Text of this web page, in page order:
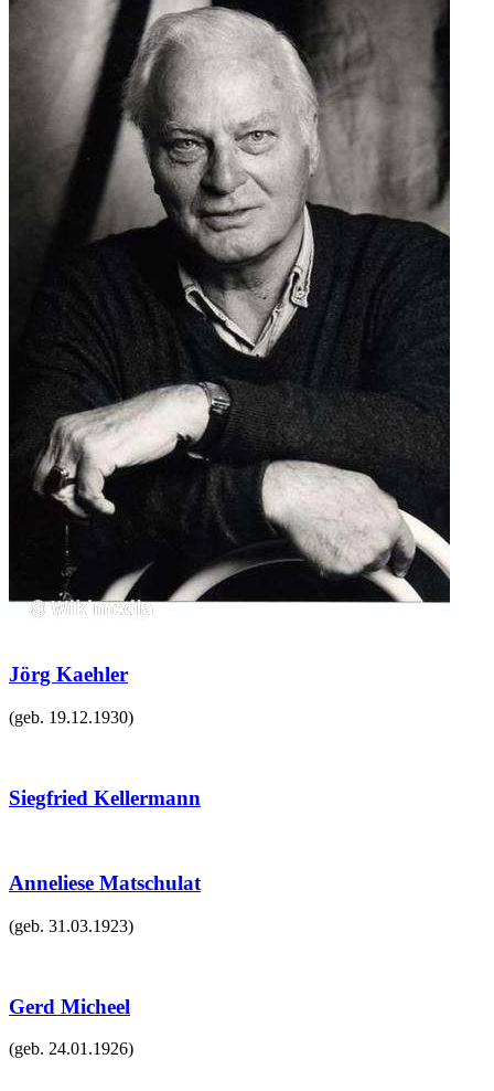
Jörg Kaehler
(geb. 19.12.1930)
Siegfried Kellermann
Anneliese Matschulat
(geb. 31.03.1923)
Gerd Micheel
(geb. 24.01.1926)